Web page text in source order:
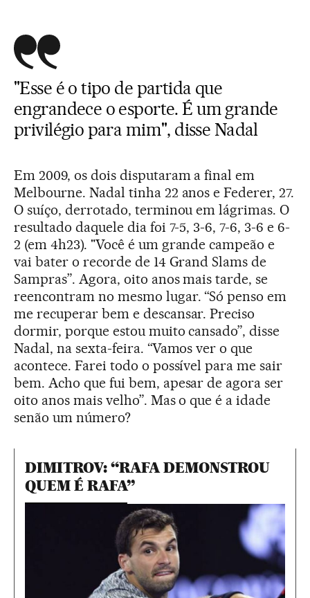
"Esse é o tipo de partida que
engrandece o esporte. É um grande
privilégio para mim", disse Nadal
Em 2009, os dois disputaram a final em
Melbourne. Nadal tinha 22 anos e Federer, 27.
O suíço, derrotado, terminou em lágrimas. O
resultado daquele dia foi 7-5, 3-6, 7-6, 3-6 e 6-
2 (em 4h23). "Você é um grande campeão e
vai bater o recorde de 14 Grand Slams de
Sampras”. Agora, oito anos mais tarde, se
reencontram no mesmo lugar. “Só penso em
me recuperar bem e descansar. Preciso
dormir, porque estou muito cansado”, disse
Nadal, na sexta-feira. “Vamos ver o que
acontece. Farei todo o possível para me sair
bem. Acho que fui bem, apesar de agora ser
oito anos mais velho”. Mas o que é a idade
senão um número?
DIMITROV: “RAFA DEMONSTROU
QUEM É RAFA”